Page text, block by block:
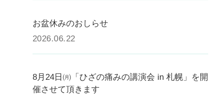
お盆休みのおしらせ
2026.06.22
8月24日㈪「ひざの痛みの講演会 in 札幌」を開
催させて頂きます